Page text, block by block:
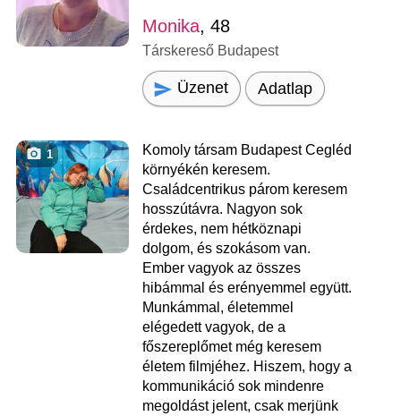
Monika, 48
Társkereső Budapest
Üzenet Adatlap
1
Komoly társam Budapest Cegléd
környékén keresem.
Családcentrikus párom keresem
hosszútávra. Nagyon sok
érdekes, nem hétköznapi
dolgom, és szokásom van.
Ember vagyok az összes
hibámmal és erényemmel együtt.
Munkámmal, életemmel
elégedett vagyok, de a
főszereplőmet még keresem
életem filmjéhez. Hiszem, hogy a
kommunikáció sok mindenre
megoldást jelent, csak merjünk